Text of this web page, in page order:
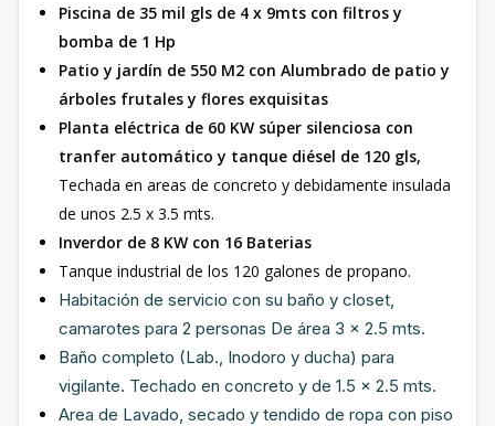
Piscina de 35 mil gls de 4 x 9mts con filtros y
bomba de 1 Hp
Patio y jardín de 550 M2 con Alumbrado de patio y
árboles frutales y flores exquisitas
Planta eléctrica de 60 KW súper silenciosa con
tranfer automático y tanque diésel de 120 gls,
Techada en areas de concreto y debidamente insulada
de unos 2.5 x 3.5 mts.
Inverdor de 8 KW con 16 Baterias
Tanque industrial de los 120 galones de propano.
Habitación de servicio con su baño y closet,
camarotes para 2 personas De área 3 x 2.5 mts.
Baño completo (Lab., Inodoro y ducha) para
vigilante. Techado en concreto y de 1.5 x 2.5 mts.
Area de Lavado, secado y tendido de ropa con piso